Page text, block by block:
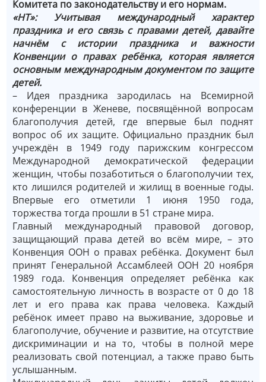
Комитета по законодательству и его нормам.
«НТ»: Учитывая международный характер
праздника и его связь с правами детей, давайте
начнём с истории праздника и важности
Конвенции о правах ребёнка, которая является
основным международным документом по защите
детей.
– Идея праздника зародилась на Всемирной
конференции в Женеве, посвящённой вопросам
благополучия детей, где впервые был поднят
вопрос об их защите. Официально праздник был
учреждён в 1949 году парижским конгрессом
Международной демократической федерации
женщин, чтобы позаботиться о благополучии тех,
кто лишился родителей и жилищ в военные годы.
Впервые его отметили 1 июня 1950 года,
торжества тогда прошли в 51 стране мира.
Главный международный правовой договор,
защищающий права детей во всём мире, – это
Конвенция ООН о правах ребёнка. Документ был
принят Генеральной Ассамблеей ООН 20 ноября
1989 года. Конвенция определяет ребёнка как
самостоятельную личность в возрасте от 0 до 18
лет и его права как права человека. Каждый
ребёнок имеет право на выживание, здоровье и
благополучие, обучение и развитие, на отсутствие
дискриминации и на то, чтобы в полной мере
реализовать свой потенциал, а также право быть
услышанным.